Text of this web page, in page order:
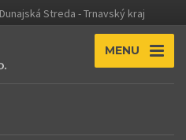
Streda - Trnavský kraj
MENU